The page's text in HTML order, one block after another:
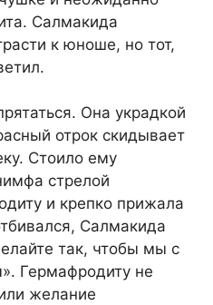
Салмакида
к юноше, но тот,
Она украдкой
отрок скидывает
Стоило ему
стрелой
и крепко прижала
Салмакида
так, чтобы мы с
Гермафродиту не
желание